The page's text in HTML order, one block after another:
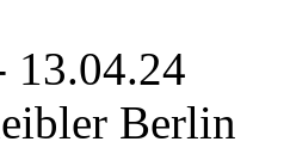
13.04.24
Berlin